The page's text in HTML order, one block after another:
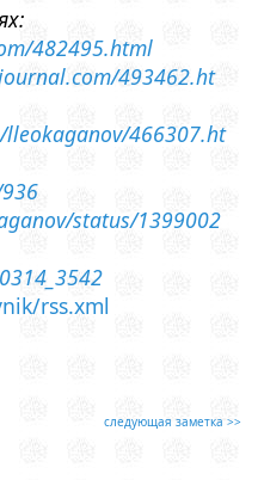
482495.html
493462.ht
466307.ht
status/1399002
rss.xml
следующая заметка >>